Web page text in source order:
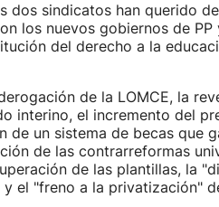
dos sindicatos han querido
los nuevos gobiernos de
del derecho a la
de la LOMCE, la
interino, el incremento del
de un sistema de becas que
de las contrarreformas
de las plantillas, la
el "freno a la privatización"